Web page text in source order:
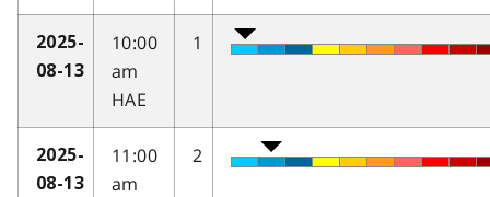
2025-
08-13
10:00
am
HAE
1
2025-
08-13
11:00
am
2